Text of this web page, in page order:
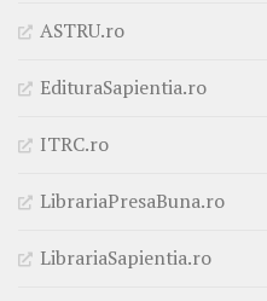
ASTRU.ro
EdituraSapientia.ro
ITRC.ro
LibrariaPresaBuna.ro
LibrariaSapientia.ro